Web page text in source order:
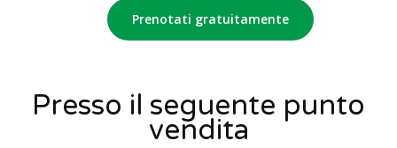
Prenotati gratuitamente
Presso il seguente punto
vendita